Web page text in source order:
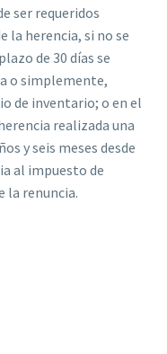
ser requeridos
la herencia, si no se
de 30 días se
o simplemente,
de inventario; o en el
realizada una
y seis meses desde
al impuesto de
la renuncia.